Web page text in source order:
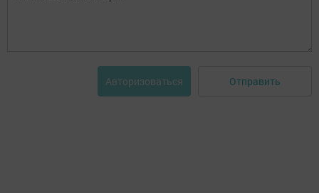
Авторизоваться Отправить